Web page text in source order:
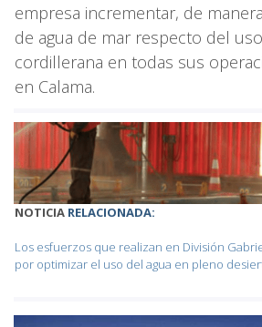
empresa incrementar, de
de agua de mar respecto del
cordillerana en todas sus
en Calama.
NOTICIA RELACIONADA:
Los esfuerzos que realizan en División
por optimizar el uso del agua en pleno